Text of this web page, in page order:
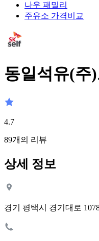
나우 패밀리
주유소 가격비교
동일석유(주
4.7
89개의 리뷰
상세 정보
경기 평택시 경기대로